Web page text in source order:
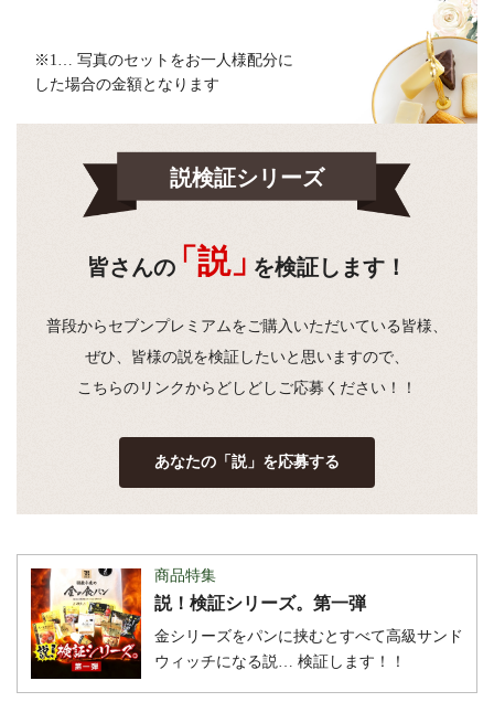
※1… 写真のセットをお一人様配分に
した場合の金額となります
説検証シリーズ
皆さんの「説」を検証します！
普段からセブンプレミアムをご購入いただいている皆様、
ぜひ、皆様の説を検証したいと思いますので、
こちらのリンクからどしどしご応募ください！！
あなたの「説」を応募する
商品特集
説！検証シリーズ。第一弾
金シリーズをパンに挟むとすべて高級サンド
ウィッチになる説… 検証します！！